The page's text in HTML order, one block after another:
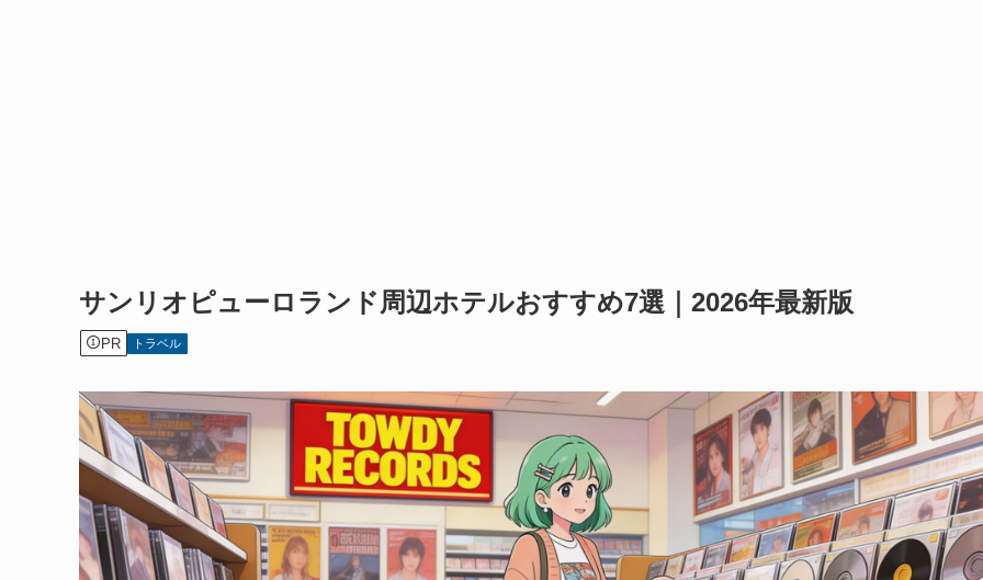
サンリオピューロランド周辺ホテルおすすめ7選｜2026年最新版
PR トラベル